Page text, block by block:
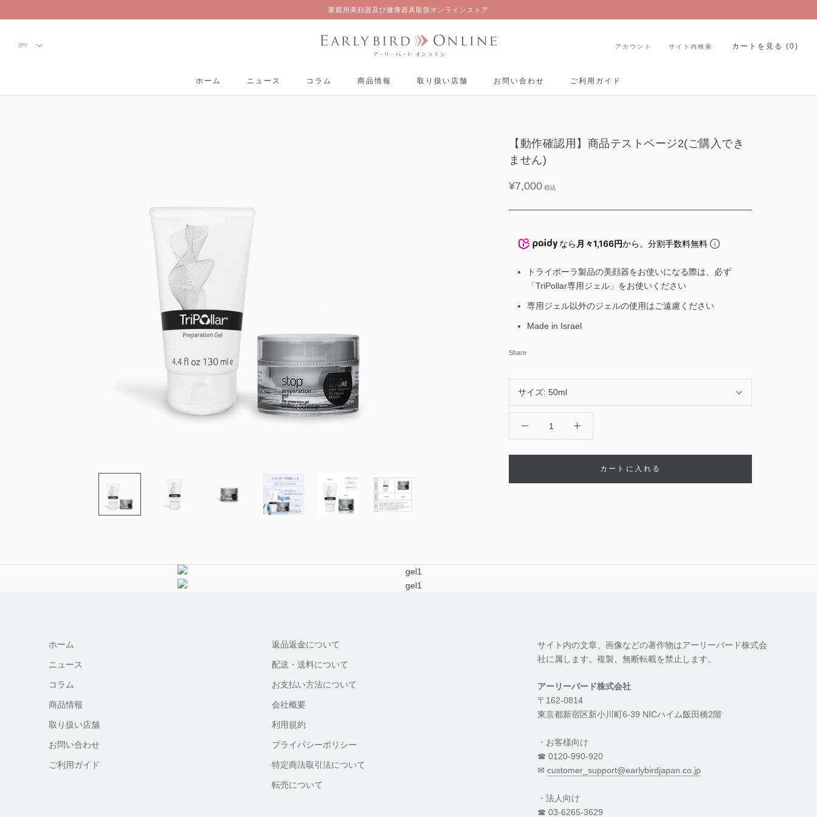
to
家庭用美顔器及び健康器具取扱オンラインストア
ホーム
ニュース
コラム
商品情報
取り扱い店舗
お問い合わせ
ご利用ガイド
アカウント サイト内検索 カートを見る (0)
【動作確認用】商品テストページ2(ご購入でき
ません)
¥7,000
なら 月々1,166円から。分割手数料無料
トライポーラ製品の美顔器をお使いになる際は、必ず
「TriPollar専用ジェル」をお使いください
専用ジェル以外のジェルの使用はご遠慮ください
Made in Israel
Share
サイズ: 50ml
カートに入れる
ホーム
ニュース
コラム
商品情報
取り扱い店舗
お問い合わせ
ご利用ガイド
返品返金について
配送・送料について
お支払い方法について
会社概要
利用規約
プライバシーポリシー
特定商法取引法について
転売について
サイト内の文章、画像などの著作物はアーリーバード株式会
社に属します。複製、無断転載を禁止します。
アーリーバード株式会社
〒162-0814
東京都新宿区新小川町6-39 NICハイム飯田橋2階
・お客様向け
☎︎ 0120-990-920
✉︎ customer_support@earlybirdjapan.co.jp
・法人向け
☎︎ 03-6265-3629